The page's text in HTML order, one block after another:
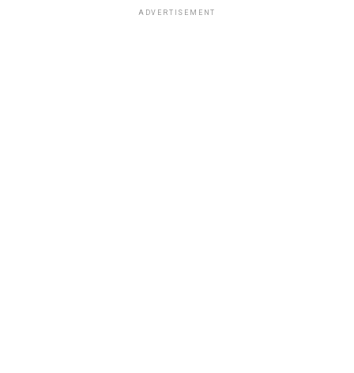
ADVERTISEMENT